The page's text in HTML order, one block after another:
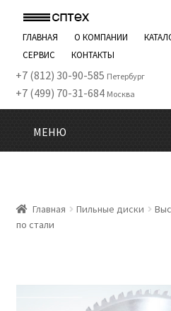
ГЛАВНАЯ О КОМПАНИИ
СЕРВИС
КОНТАКТЫ
+7 (812) 30-90-585 Петербург
+7 (499) 70-31-684 Москва
МЕНЮ
Главная Пильные диски
по стали